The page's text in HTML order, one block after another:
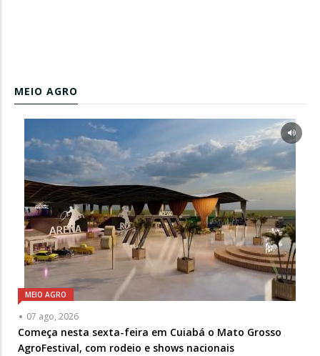
MEIO AGRO
MEIO AGRO
07 ago, 2026
Começa nesta sexta-feira em Cuiabá o Mato Grosso
AgroFestival, com rodeio e shows nacionais